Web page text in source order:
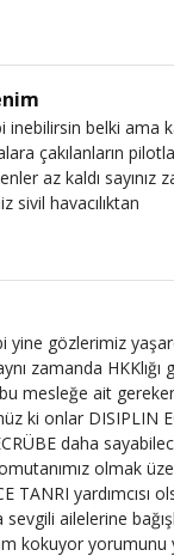
inebilirsin belki ama
çakılanların
az kaldı sayınız
sivil havacılıktan
yine gözlerimiz
zamanda
mesleğe ait
ki onlar DISIPLIN
daha
olmak
TANRI yardımcısı
ailelerine
kokuyor yorumunu